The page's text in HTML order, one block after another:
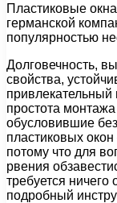
Пластиковые
германской
популярностью
Долговечность,
свойства,
простота
обусловившие
пластиковых
потому что для
рвения
требуется
подробный